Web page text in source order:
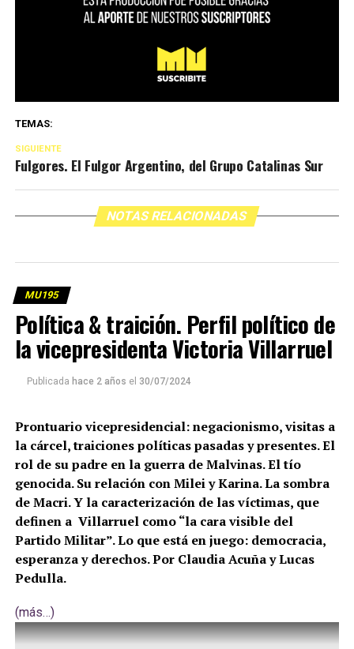
TEMAS:
SIGUIENTE
Fulgores. El Fulgor Argentino, del Grupo Catalinas Sur
NOTAS RELACIONADAS
MU195
Política & traición. Perfil político de
la vicepresidenta Victoria Villarruel
Publicada hace 2 años el 30/07/2024
Prontuario vicepresidencial: negacionismo, visitas a
la cárcel, traiciones políticas pasadas y presentes. El
rol de su padre en la guerra de Malvinas. El tío
genocida. Su relación con Milei y Karina. La sombra
de Macri. Y la caracterización de las víctimas, que
definen a Villarruel como “la cara visible del
Partido Militar”. Lo que está en juego: democracia,
esperanza y derechos. Por Claudia Acuña y Lucas
Pedulla.
(más…)